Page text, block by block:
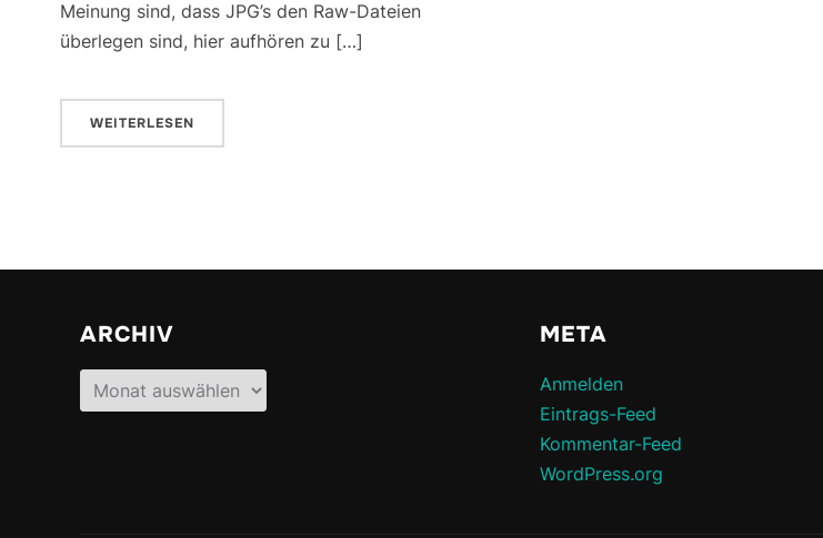
Meinung sind, dass JPG’s den Raw-Dateien
überlegen sind, hier aufhören zu […]
WEITERLESEN
ARCHIV
Archiv
META
Anmelden
Eintrags-Feed
Kommentar-Feed
WordPress.org